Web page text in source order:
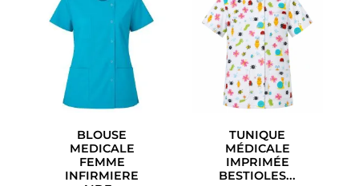
BLOUSE
MEDICALE
FEMME
INFIRMIERE
TUNIQUE
MÉDICALE
IMPRIMÉE
BESTIOLES...